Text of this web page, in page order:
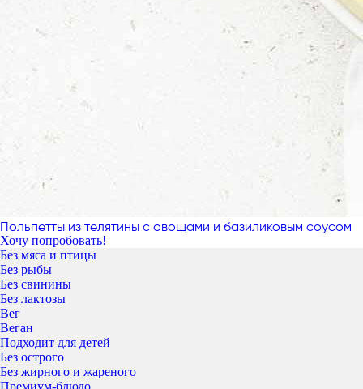
Польпетты из телятины с овощами и базиликовым соусом
Хочу попробовать!
Без мяса и птицы
Без рыбы
Без свинины
Без лактозы
Вег
Веган
Подходит для детей
Без острого
Без жирного и жареного
Премиум-блюдо